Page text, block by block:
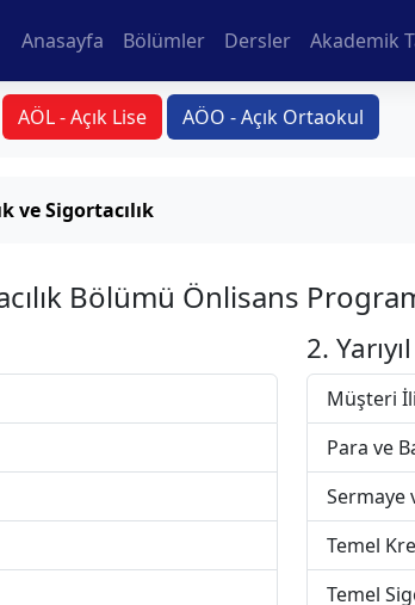
Anasayfa Bölümler Dersler Akademik
AÖL - Açık Lise AÖO - Açık Ortaokul
ve Sigortacılık
Bölümü Önlisans
2. Yarıyıl
Müşteri
Para ve
Sermaye
Temel
Temel